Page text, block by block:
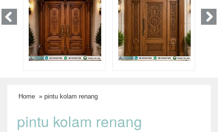
Home » pintu kolam renang
pintu kolam renang